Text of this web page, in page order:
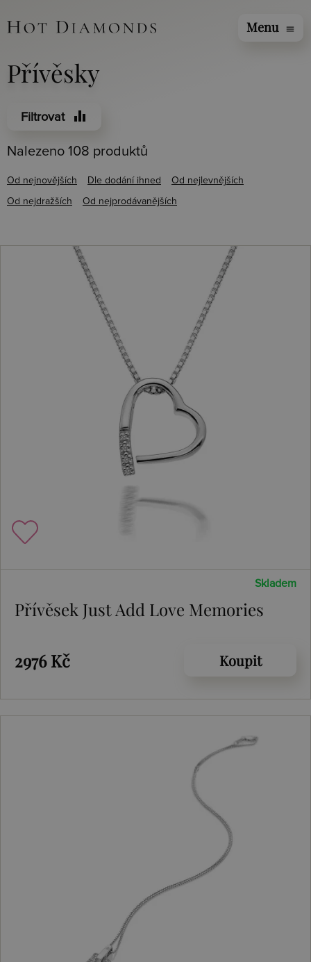
Menu menu
Přívěsky
Filtrovat equalizer
Nalezeno 108 produktů
Od nejnovějších Dle dodání ihned Od nejlevnějších
Od nejdražších Od nejprodávanějších
Skladem
Přívěsek Just Add Love Memories
2976 Kč Koupit